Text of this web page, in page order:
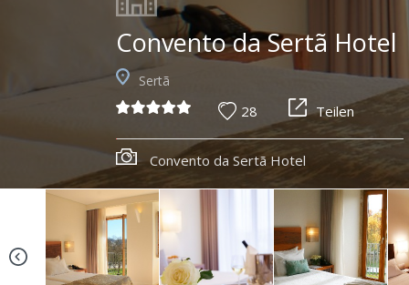
Convento da Sertã Hotel
Sertã
28 Teilen
Convento da Sertã Hotel